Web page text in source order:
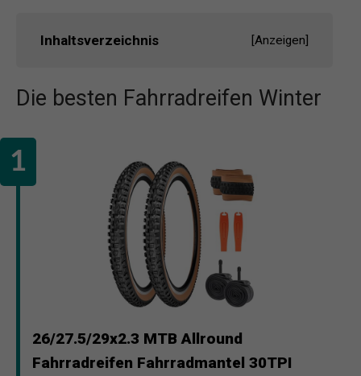
Inhaltsverzeichnis [Anzeigen]
Die besten Fahrradreifen Winter
26/27.5/29x2.3 MTB Allround
Fahrradreifen Fahrradmantel 30TPI